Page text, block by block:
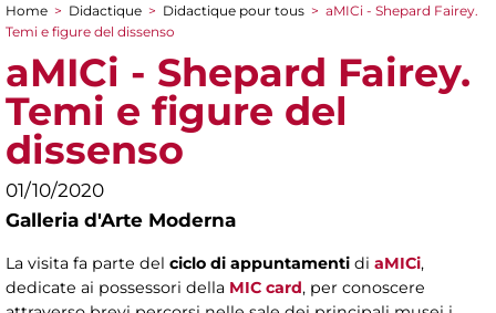
You are here
Home > Didactique > Didactique pour tous > aMICi - Shepard Fairey.
Temi e figure del dissenso
aMICi - Shepard Fairey.
Temi e figure del
dissenso
01/10/2020
Galleria d'Arte Moderna
La visita fa parte del ciclo di appuntamenti di aMICi,
dedicate ai possessori della MIC card, per conoscere